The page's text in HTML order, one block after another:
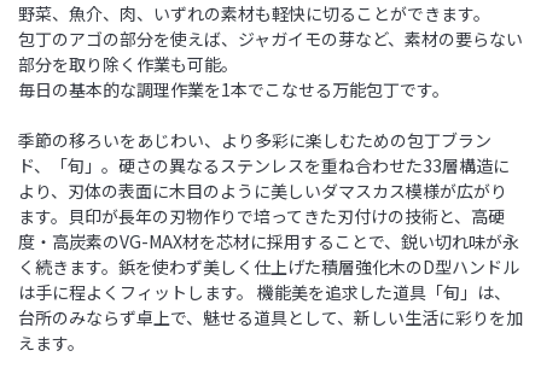
野菜、魚介、肉、いずれの素材も軽快に切ることができます。
包丁のアゴの部分を使えば、ジャガイモの芽など、素材の要らない
部分を取り除く作業も可能。
毎日の基本的な調理作業を1本でこなせる万能包丁です。
季節の移ろいをあじわい、より多彩に楽しむための包丁ブラン
ド、「旬」。硬さの異なるステンレスを重ね合わせた33層構造に
より、刃体の表面に木目のように美しいダマスカス模様が広がり
ます。貝印が長年の刃物作りで培ってきた刃付けの技術と、高硬
度・高炭素のVG-MAX材を芯材に採用することで、鋭い切れ味が永
く続きます。鋲を使わず美しく仕上げた積層強化木のD型ハンドル
は手に程よくフィットします。 機能美を追求した道具「旬」は、
台所のみならず卓上で、魅せる道具として、新しい生活に彩りを加
えます。